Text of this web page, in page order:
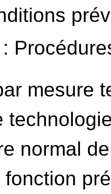
mesure
normal